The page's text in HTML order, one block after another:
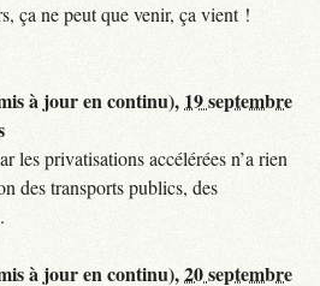
ça ne peut que venir, ça vient !
à jour en continu), 19 septembre
les privatisations accélérées n’a rien
des transports publics, des
à jour en continu),20 septembre